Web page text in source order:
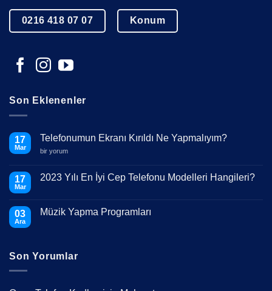
0216 418 07 07 Konum
Son Eklenenler
17
Mar
Telefonumun Ekranı Kırıldı Ne Yapmalıyım?
Telefonumun
Ne
Yapmalıyım?
bir yorum
17
Mar
2023 Yılı En İyi Cep Telefonu Modelleri Hangileri?
Yılı
Hangileri?
03
Ara
Müzik Yapma Programları
Programları
Son Yorumlar